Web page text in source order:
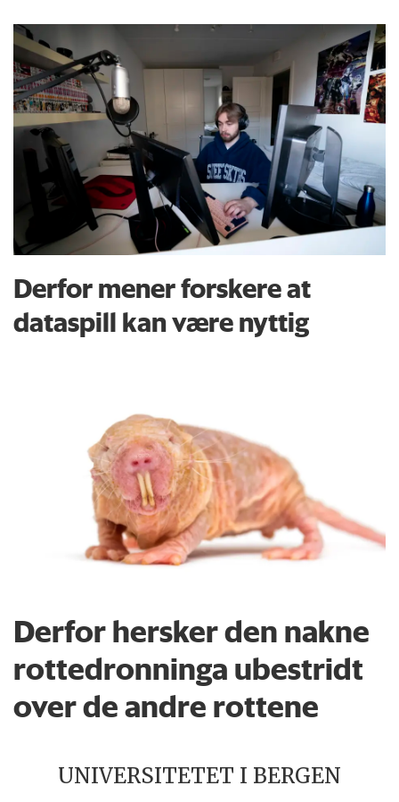
Derfor mener forskere at
dataspill kan være nyttig
Derfor hersker den nakne
rottedronninga ubestridt
over de andre rottene
UNIVERSITETET I BERGEN